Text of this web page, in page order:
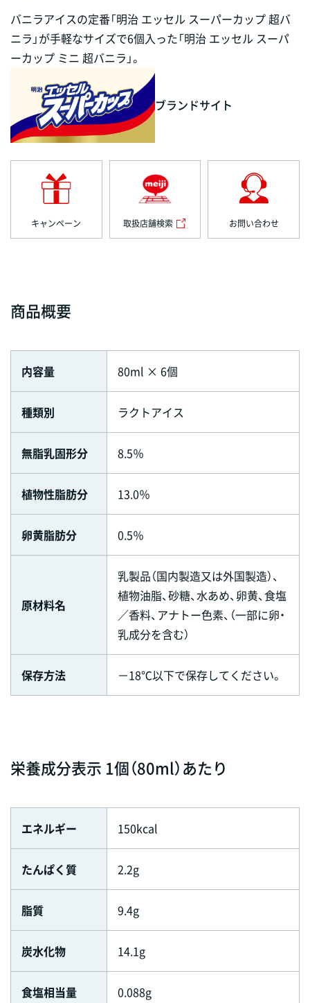
バニラアイスの定番「明治 エッセル スーパーカップ 超バ
ニラ」が手軽なサイズで6個入った「明治 エッセル スーパ
ーカップ ミニ 超バニラ」。
ブランドサイト
キャンペーン 取扱店舗検索 お問い合わせ
商品概要
内容量 80ml × 6個
種類別 ラクトアイス
無脂乳固形分 8.5％
植物性脂肪分 13.0％
卵黄脂肪分 0.5％
原材料名
乳製品（国内製造又は外国製造）、
植物油脂、砂糖、水あめ、卵黄、食塩
／香料、アナトー色素、（一部に卵・
乳成分を含む）
保存方法 －18℃以下で保存してください。
栄養成分表示 1個（80ml）あたり
エネルギー 150kcal
たんぱく質 2.2g
脂質 9.4g
炭水化物 14.1g
食塩相当量 0.088g